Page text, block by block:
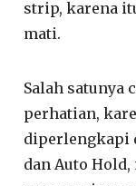
strip, karena
mati.
Salah satunya
perhatian,
diperlengkapi
dan Auto